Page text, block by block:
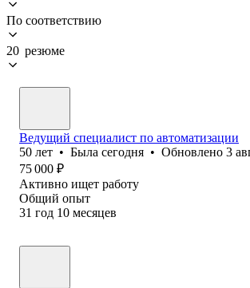
По соответствию
20 резюме
Ведущий специалист по автоматизации
50 лет • Была сегодня • Обновлено 3
75 000 ₽
Активно ищет работу
Общий опыт
31 год 10 месяцев